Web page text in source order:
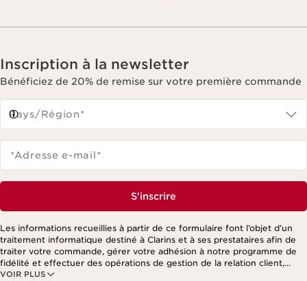
Inscription à la newsletter
Bénéficiez de 20% de remise sur votre première commande
Pays/Région*
*Adresse e-mail*
S'inscrire
VOIR PLUS
Les informations recueillies à partir de ce formulaire font l’objet d’un
traitement informatique destiné à Clarins et à ses prestataires afin de
traiter votre commande, gérer votre adhésion à notre programme de
fidélité et effectuer des opérations de gestion de la relation client,
notamment pour vous adresser des offres personnalisées en fonction